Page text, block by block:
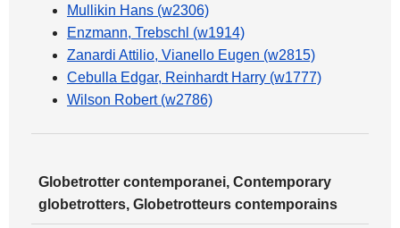
Mullikin Hans (w2306)
Enzmann, Trebschl (w1914)
Zanardi Attilio, Vianello Eugen (w2815)
Cebulla Edgar, Reinhardt Harry (w1777)
Wilson Robert (w2786)
Globetrotter contemporanei, Contemporary
globetrotters, Globetrotteurs contemporains